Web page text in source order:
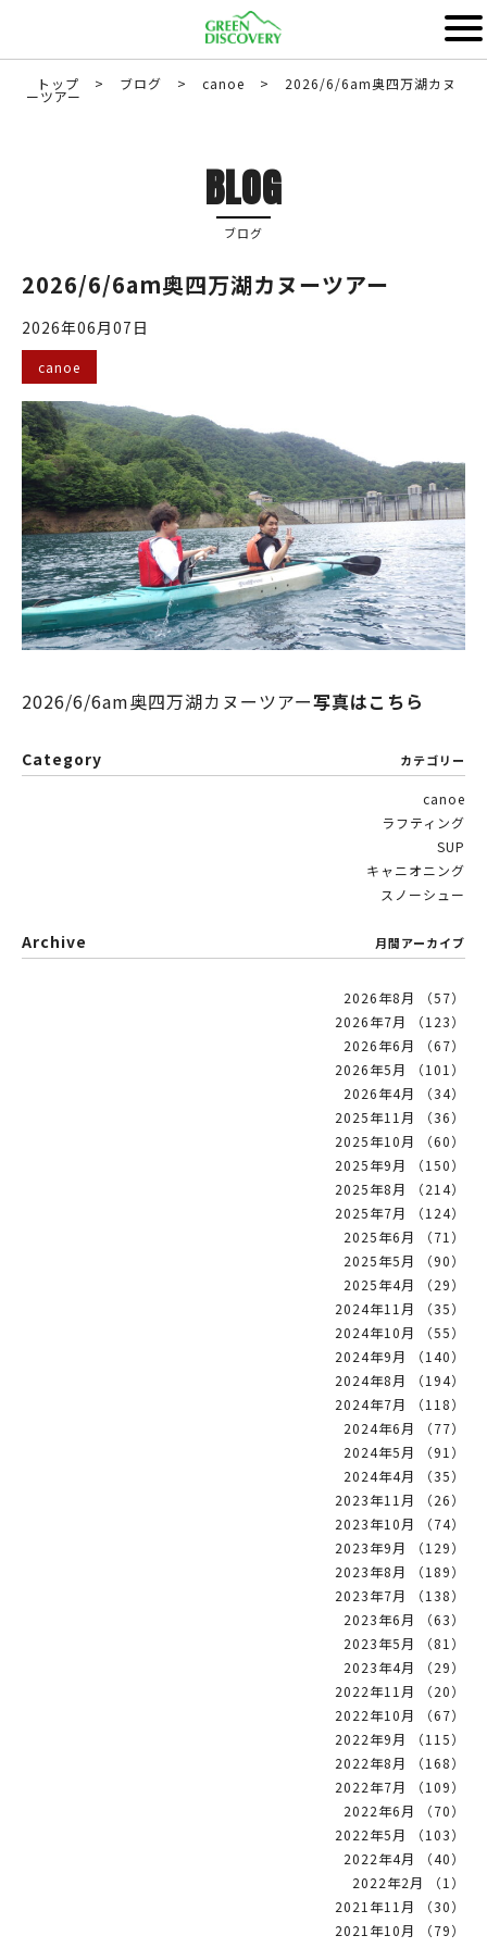
トップ > ブログ > canoe > 2026/6/6am奥四万湖カヌ
ーツアー
BLOG
ブログ
2026/6/6am奥四万湖カヌーツアー
2026年06月07日
canoe
2026/6/6am奥四万湖カヌーツアー写真はこちら
Category カテゴリー
canoe
ラフティング
SUP
キャニオニング
スノーシュー
Archive 月間アーカイブ
2026年8月 （57）
2026年7月 （123）
2026年6月 （67）
2026年5月 （101）
2026年4月 （34）
2025年11月 （36）
2025年10月 （60）
2025年9月 （150）
2025年8月 （214）
2025年7月 （124）
2025年6月 （71）
2025年5月 （90）
2025年4月 （29）
2024年11月 （35）
2024年10月 （55）
2024年9月 （140）
2024年8月 （194）
2024年7月 （118）
2024年6月 （77）
2024年5月 （91）
2024年4月 （35）
2023年11月 （26）
2023年10月 （74）
2023年9月 （129）
2023年8月 （189）
2023年7月 （138）
2023年6月 （63）
2023年5月 （81）
2023年4月 （29）
2022年11月 （20）
2022年10月 （67）
2022年9月 （115）
2022年8月 （168）
2022年7月 （109）
2022年6月 （70）
2022年5月 （103）
2022年4月 （40）
2022年2月 （1）
2021年11月 （30）
2021年10月 （79）